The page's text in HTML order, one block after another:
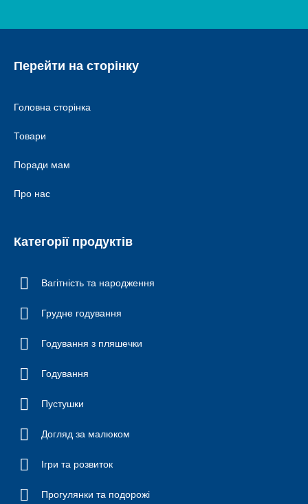
Перейти на сторінку
Головна сторінка
Товари
Поради мам
Про нас
Категорії продуктів
Вагітність та народження
Грудне годування
Годування з пляшечки
Годування
Пустушки
Догляд за малюком
Ігри та розвиток
Прогулянки та подорожі